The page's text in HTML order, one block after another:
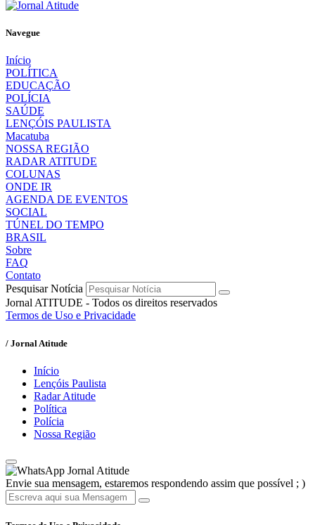
Navegue
Início
POLÍTICA
EDUCAÇÃO
POLÍCIA
SAÚDE
LENÇÓIS PAULISTA
Macatuba
NOSSA REGIÃO
RADAR ATITUDE
COLUNAS
ONDE IR
AGENDA DE EVENTOS
SOCIAL
TÚNEL DO TEMPO
BRASIL
Sobre
FAQ
Contato
Pesquisar Notícia
Jornal ATITUDE - Todos os direitos reservados
Termos de Uso e Privacidade
/ Jornal Atitude
Início
Lençóis Paulista
Radar Atitude
Política
Polícia
Nossa Região
Jornal Atitude
Envie sua mensagem, estaremos respondendo assim que possível ; )